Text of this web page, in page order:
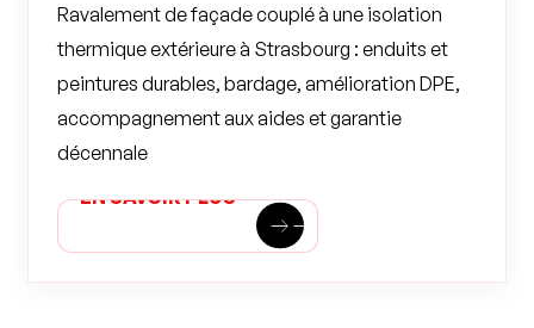
Ravalement de façade couplé à une isolation
thermique extérieure à Strasbourg : enduits et
peintures durables, bardage, amélioration DPE,
accompagnement aux aides et garantie
décennale
EN SAVOIR PLUS
EN SAVOIR PLUS
easteast